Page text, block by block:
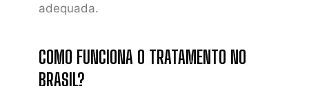
adequada.
COMO FUNCIONA O TRATAMENTO NO
BRASIL?